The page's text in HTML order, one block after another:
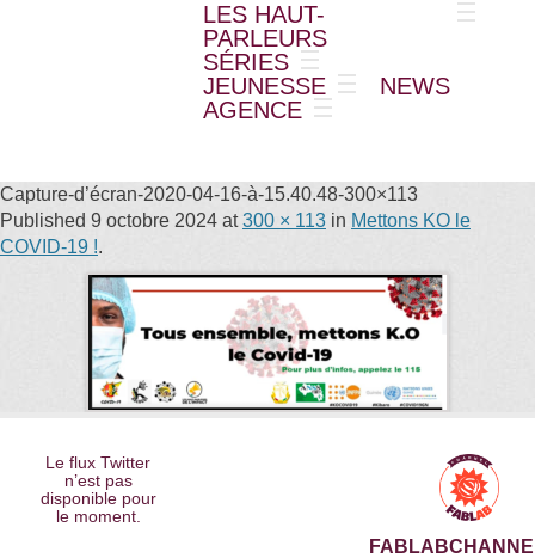
LES HAUT-
PARLEURS
SÉRIES
JEUNESSE
NEWS
AGENCE
Capture-d’écran-2020-04-16-à-15.40.48-300×113
Published 9 octobre 2024 at300 × 113 in Mettons KO le
COVID-19 !.
Le flux Twitter
n’est pas
disponible pour
le moment.